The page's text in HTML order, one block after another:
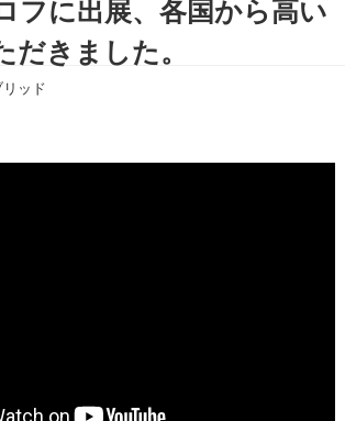
リッド
フに出展、各国から高い
だきました。